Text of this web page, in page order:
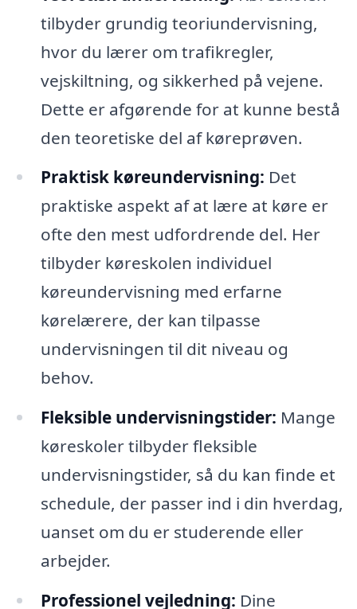
tilbyder grundig teoriundervisning,
hvor du lærer om trafikregler,
vejskiltning, og sikkerhed på vejene.
Dette er afgørende for at kunne bestå
den teoretiske del af køreprøven.
Praktisk køreundervisning: Det
praktiske aspekt af at lære at køre er
ofte den mest udfordrende del. Her
tilbyder køreskolen individuel
køreundervisning med erfarne
kørelærere, der kan tilpasse
undervisningen til dit niveau og
behov.
Fleksible undervisningstider: Mange
køreskoler tilbyder fleksible
undervisningstider, så du kan finde et
schedule, der passer ind i din hverdag,
uanset om du er studerende eller
arbejder.
Professionel vejledning: Dine